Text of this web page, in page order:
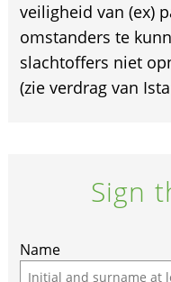
veiligheid van (ex)
omstanders te
slachtoffers niet
(zie verdrag van
Sign
If
you
Name